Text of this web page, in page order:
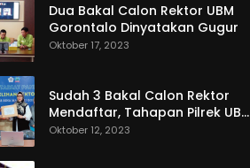
Dua Bakal Calon Rektor UBM
Gorontalo Dinyatakan Gugur
Oktober 17, 2023
Sudah 3 Bakal Calon Rektor
Mendaftar, Tahapan Pilrek UBM
Gorontalo Makin Seru
Oktober 12, 2023